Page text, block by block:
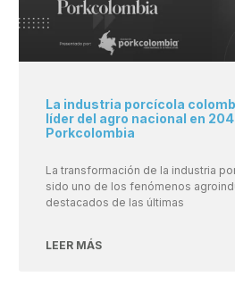
La industria porcícola
líder del agro nacional en
Porkcolombia
La transformación de la industria
sido uno de los fenómenos
destacados de las últimas
LEER MÁS